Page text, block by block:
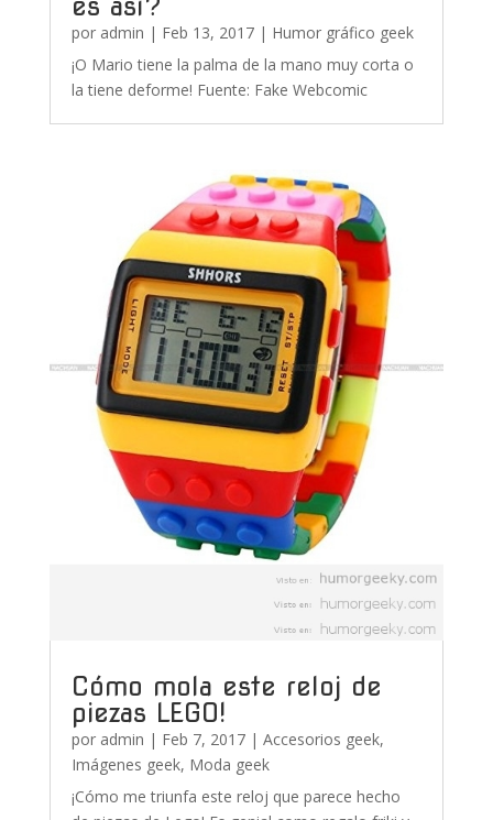
por admin | Feb 13, 2017| Humor gráfico geek
¡O Mario tiene la palma de la mano muy corta o
la tiene deforme! Fuente: Fake Webcomic
Cómo mola este reloj de
piezas LEGO!
por admin | Feb 7, 2017| Accesorios geek,
Imágenes geek, Moda geek
¡Cómo me triunfa este reloj que parece hecho